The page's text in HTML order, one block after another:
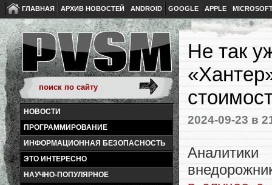
ГЛАВНАЯ АРХИВ НОВОСТЕЙ ANDROID GOOGLE APPLE
НОВОСТИ
ПРОГРАММИРОВАНИЕ
ИНФОРМАЦИОННАЯ БЕЗОПАСНОСТЬ
ЭТО ИНТЕРЕСНО
НАУЧНО-ПОПУЛЯРНОЕ
Не так
2024-09-23 в